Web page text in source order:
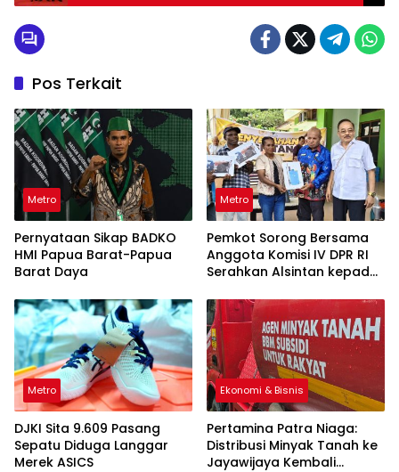
Pos Terkait
Metro
Pernyataan Sikap BADKO
HMI Papua Barat-Papua
Barat Daya
Metro
Pemkot Sorong Bersama
Anggota Komisi IV DPR RI
Serahkan Alsintan kepada
Metro
DJKI Sita 9.609 Pasang
Sepatu Diduga Langgar
Merek ASICS
Ekonomi & Bisnis
Pertamina Patra Niaga:
Distribusi Minyak Tanah ke
Jayawijaya Kembali